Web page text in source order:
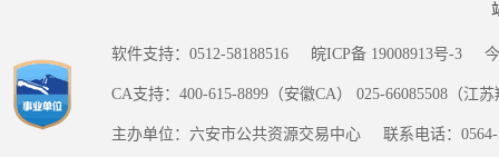
软件支持：0512-58188516 皖ICP备 19008913号-3
CA支持：400-615-8899（安徽CA） 025-66085508（江
主办单位：六安市公共资源交易中心 联系电话：0564-